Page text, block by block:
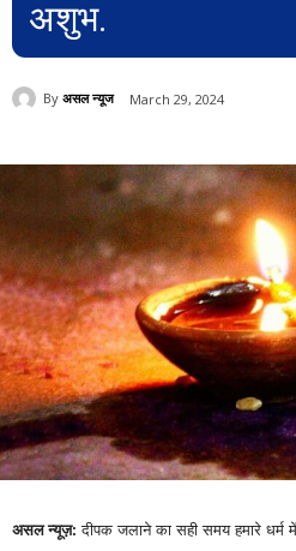
अशुभ.
By असल न्यूज March 29, 2024
असल न्यूज़: दीपक जलाने का सही समय हमारे धर्म